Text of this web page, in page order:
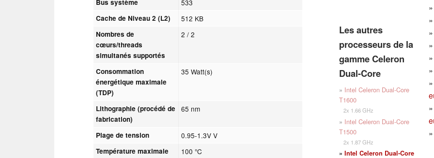
Bus système 533
Cache de Niveau 2 (L2) 512 KB
Nombres de
cœurs/threads
simultanés supportés
2 / 2
Consommation
énergétique maximale
(TDP)
35 Watt(s)
Lithographie (procédé de
fabrication)
65 nm
Plage de tension 0.95-1.3V V
Température maximale 100 °C
Les autres
processeurs de la
gamme Celeron
Dual-Core
» Intel Celeron Dual-Core
T1600
2x 1.66 GHz
» Intel Celeron Dual-Core
T1500
2x 1.87 GHz
» Intel Celeron Dual-Core